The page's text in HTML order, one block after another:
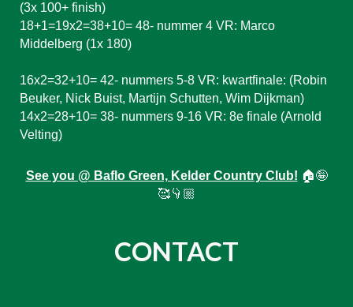
(3x 100+ finish)
18+1=19x2=38+10= 48- nummer 4 VR: Marco
Middelberg (1x 180)
16x2=32+10= 42- nummers 5-8 VR: kwartfinale: (Robin
Beuker, Nick Buist, Martijn Schutten, Wim Dijkman)
14x2=28+10= 38- nummers 9-16 VR: 8e finale (Arnold
Velting)
See you @ Baflo Green, Kelder Country Club! 🏠🤪
🥰👇🏼
CONTACT